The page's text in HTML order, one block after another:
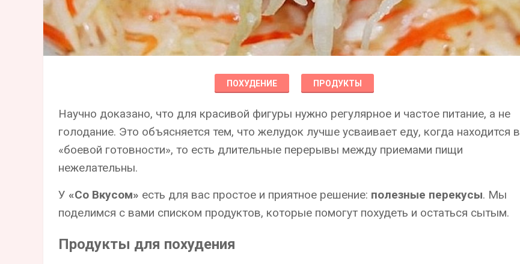
ПОХУДЕНИЕ ПРОДУКТЫ
Научно доказано, что для красивой фигуры нужно регулярное и частое питание, а не
голодание. Это объясняется тем, что желудок лучше усваивает еду, когда находится в
«боевой готовности», то есть длительные перерывы между приемами пищи
нежелательны.
У «Со Вкусом» есть для вас простое и приятное решение: полезные перекусы. Мы
поделимся с вами списком продуктов, которые помогут похудеть и остаться сытым.
Продукты для похудения